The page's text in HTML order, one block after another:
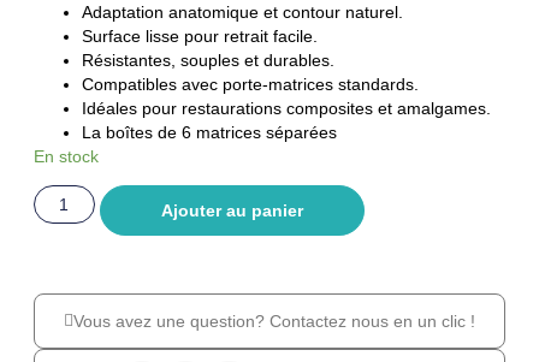
Adaptation anatomique et contour naturel.
Surface lisse pour retrait facile.
Résistantes, souples et durables.
Compatibles avec porte-matrices standards.
Idéales pour restaurations composites et amalgames.
La boîtes de 6 matrices séparées
En stock
Ajouter au panier
Vous avez une question? Contactez nous en un clic !